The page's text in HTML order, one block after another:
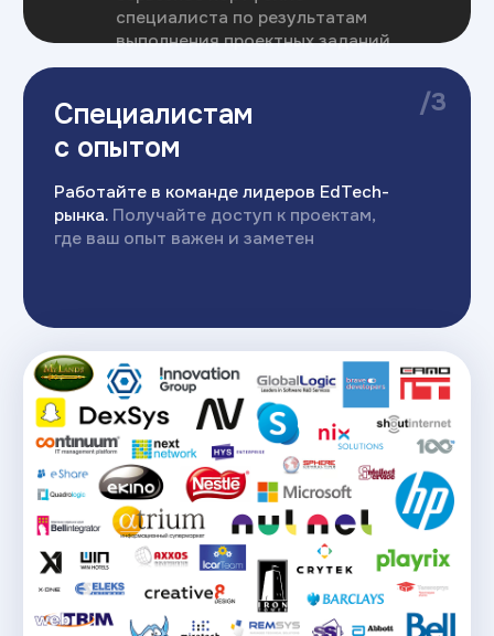
карьерного центра:
Волонтерские проекты
Открытая защита курсовых проектов
перед работодателями
Темы дипломов — реальные задачи
от компаний
Внутренняя база стажировок
и вакансий
Портфолио-ревью и симуляция
технических собеседований
Наши партнеры